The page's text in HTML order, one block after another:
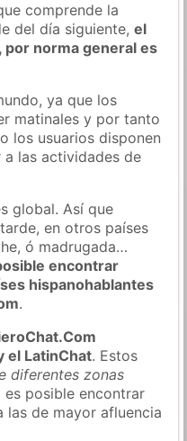
comprende la
del día siguiente,el
por norma general es
ya que los
matinales y por tanto
los usuarios disponen
las actividades de
global. Así que
en otros países
ó madrugada…
encontrar
hispanohablantes
.
el LatinChat. Estos
diferentes zonas
es posible encontrar
las de mayor afluencia